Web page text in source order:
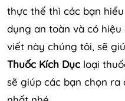
thực thế thì các bạn
dụng an toàn và có
viết này chúng tôi, sẽ
Thuốc Kích Dục loại
sẽ giúp các bạn chọn ra